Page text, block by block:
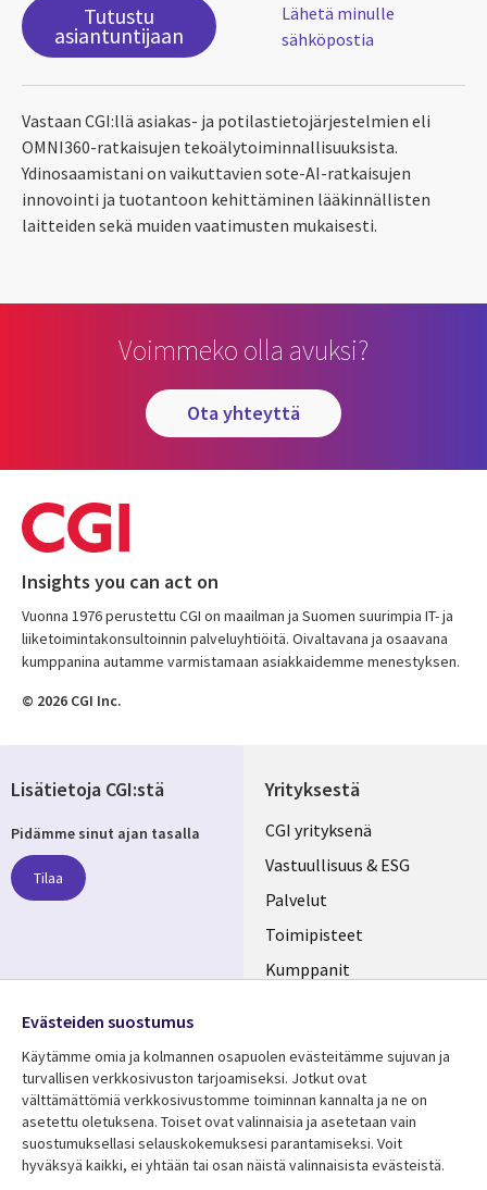
Tutustu
asiantuntijaan
Lähetä minulle
sähköpostia
Vastaan CGI:llä asiakas- ja potilastietojärjestelmien eli
OMNI360-ratkaisujen tekoälytoiminnallisuuksista.
Ydinosaamistani on vaikuttavien sote-AI-ratkaisujen
innovointi ja tuotantoon kehittäminen lääkinnällisten
laitteiden sekä muiden vaatimusten mukaisesti.
Voimmeko olla avuksi?
ota yhteyttä
Insights you can act on
Vuonna 1976 perustettu CGI on maailman ja Suomen suurimpia IT- ja
liiketoimintakonsultoinnin palveluyhtiöitä. Oivaltavana ja osaavana
kumppanina autamme varmistamaan asiakkaidemme menestyksen.
© 2026 CGI Inc.
Yrityksestä
Useful
links
FINLAND
CGI yrityksenä
Vastuullisuus & ESG
Palvelut
Toimipisteet
Kumppanit
Resurssikeskus
Library
Asiakastarinat
Lisätietoa
Legal
Tietosuoja
Lisätietoja CGI:stä
Pidämme sinut ajan tasalla
Tilaa
Media
FINLAND
Evästeiden suostumus
Käytämme omia ja kolmannen osapuolen evästeitämme sujuvan ja
turvallisen verkkosivuston tarjoamiseksi. Jotkut ovat
välttämättömiä verkkosivustomme toiminnan kannalta ja ne on
asetettu oletuksena. Toiset ovat valinnaisia ​​ja asetetaan vain
suostumuksellasi selauskokemuksesi parantamiseksi. Voit
hyväksyä kaikki, ei yhtään tai osan näistä valinnaisista evästeistä.